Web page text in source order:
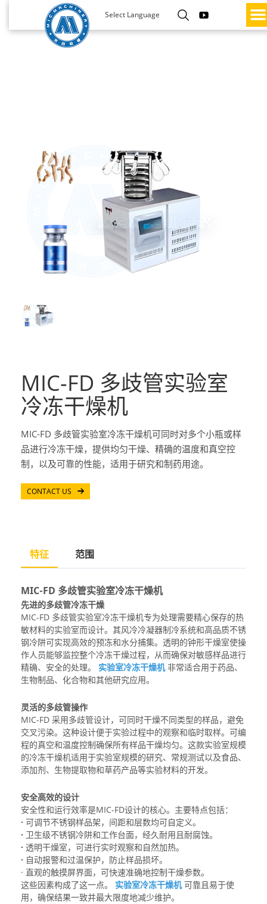
Select Language
MIC-FD 多歧管实验室
冷冻干燥机
MIC-FD 多歧管实验室冷冻干燥机可同时对多个小瓶或样
品进行冷冻干燥，提供均匀干燥、精确的温度和真空控
制，以及可靠的性能，适用于研究和制药用途。
CONTACT US
特征 范围
MIC-FD 多歧管实验室冷冻干燥机
先进的多歧管冷冻干燥
MIC-FD 多歧管实验室冷冻干燥机专为处理需要精心保存的热
敏材料的实验室而设计。其风冷冷凝器制冷系统和高品质不锈
钢冷阱可实现高效的预冻和水分捕集。透明的钟形干燥室使操
作人员能够监控整个冷冻干燥过程，从而确保对敏感样品进行
精确、安全的处理。
实验室冷冻干燥机非常适合用于药品、
生物制品、化合物和其他研究应用。
灵活的多歧管操作
MIC-FD 采用多歧管设计，可同时干燥不同类型的样品，避免
交叉污染。这种设计便于实验过程中的观察和临时取样。可编
程的真空和温度控制确保所有样品干燥均匀。这款实验室规模
的冷冻干燥机适用于实验室规模的研究、常规测试以及食品、
添加剂、生物提取物和草药产品等实验材料的开发。
安全高效的设计
安全性和运行效率是MIC-FD设计的核心。主要特点包括：
· 可调节不锈钢样品架，间距和层数均可自定义。
· 卫生级不锈钢冷阱和工作台面，经久耐用且耐腐蚀。
· 透明干燥室，可进行实时观察和自然加热。
· 自动报警和过温保护，防止样品损坏。
· 直观的触摸屏界面，可快速准确地控制干燥参数。
这些因素构成了这一点。 实验室冷冻干燥机可靠且易于使
用，确保结果一致并最大限度地减少维护。